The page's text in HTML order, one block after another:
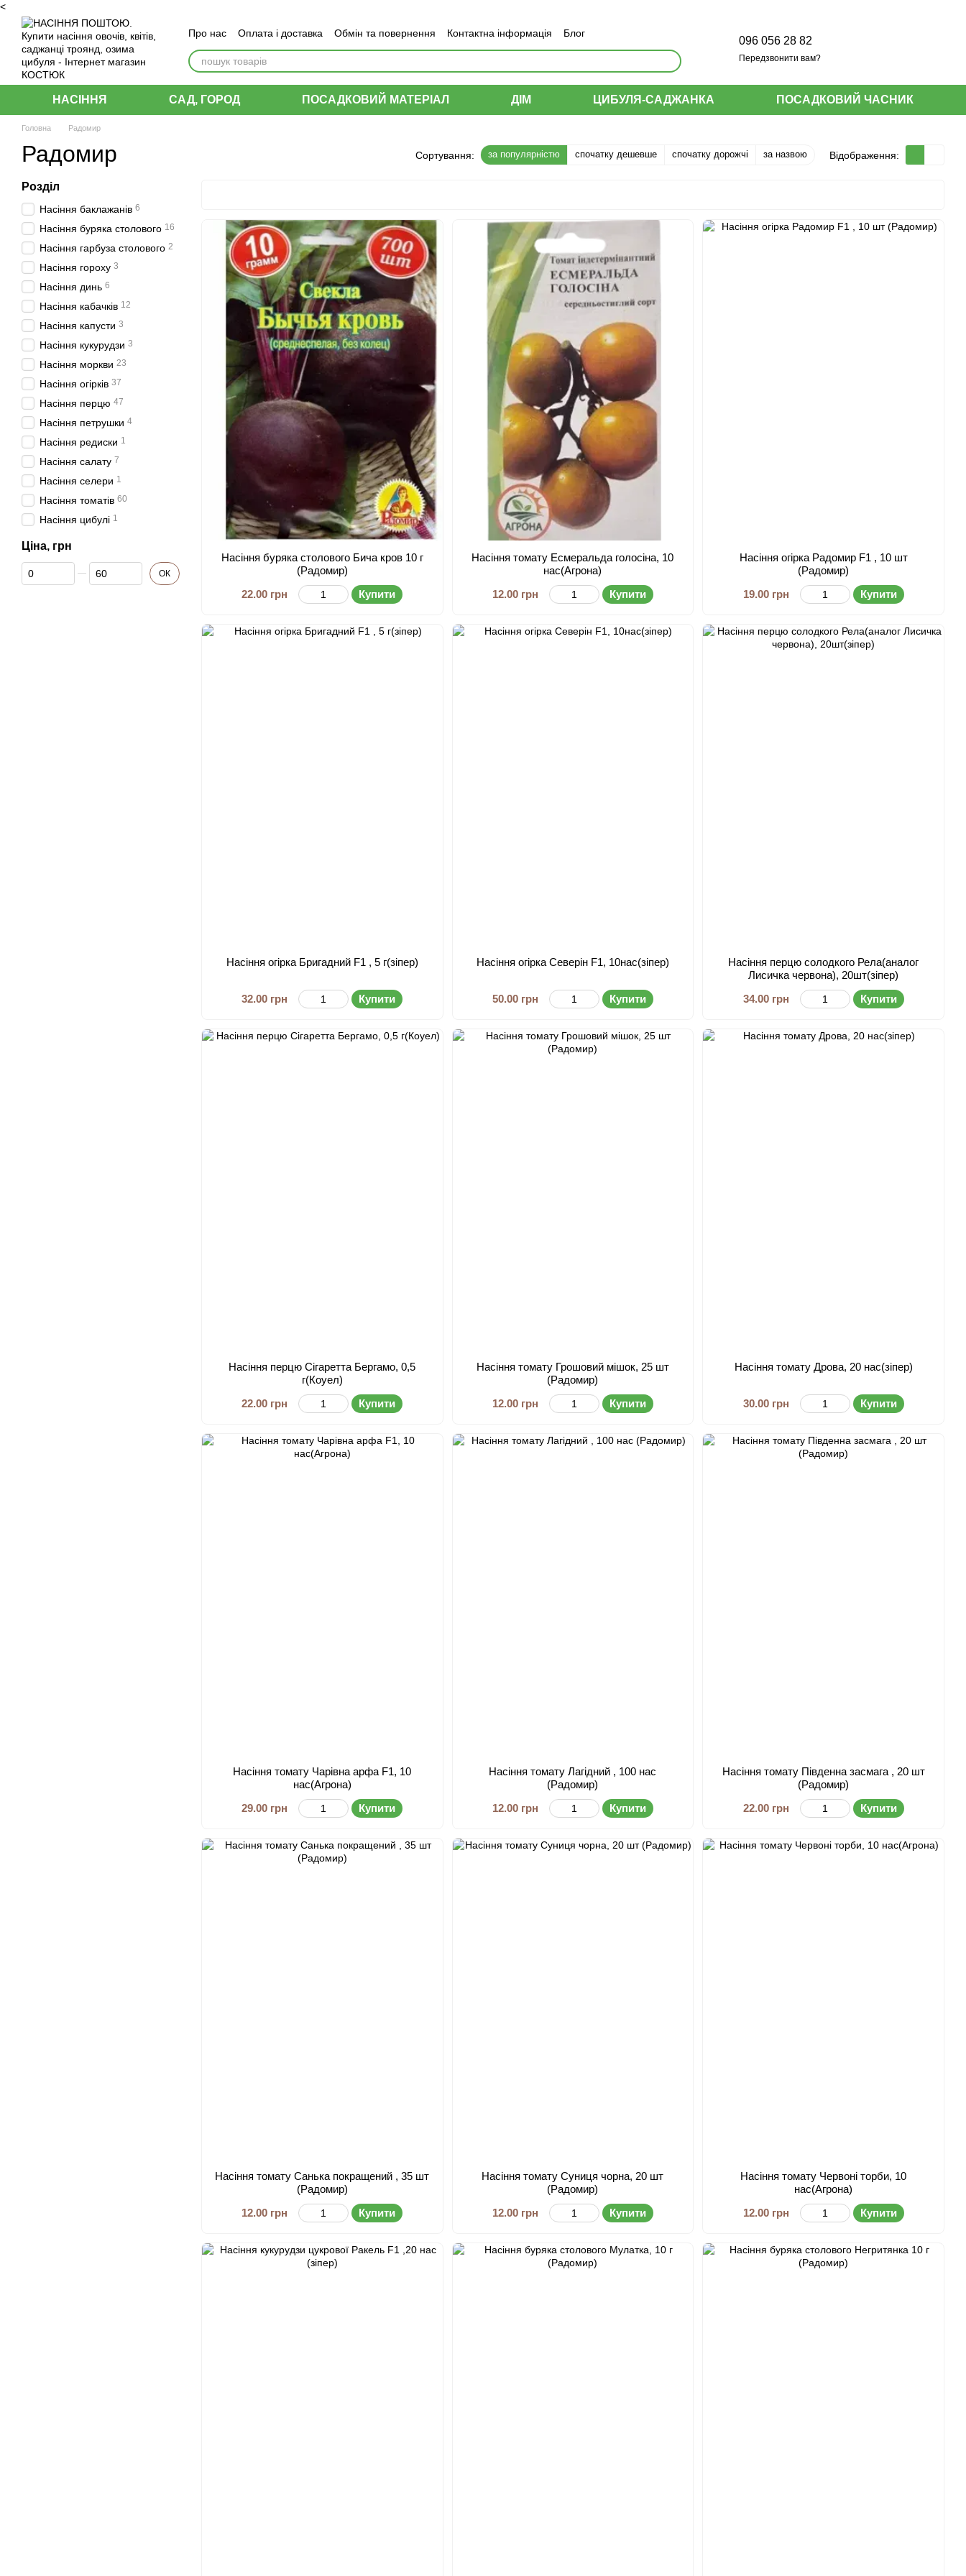
<
Перейти до основного контенту
Про нас Оплата і доставка Обмін та повернення Контактна інформація
Блог
Угода користувача
096 056 28 82
Передзвонити вам?
НАСІННЯ САД, ГОРОД ПОСАДКОВИЙ МАТЕРІАЛ ДІМ ЦИБУЛЯ-САДЖАНКА ПОСАДКОВИЙ ЧАСНИК
Головна Радомир
Радомир Сортування: за популярністю спочатку дешевше спочатку дорожчі за назвою Відображення:
Насіння буряка столового Бича кров 10 г
(Радомир)
22.00 грн
Купити
Насіння томату Есмеральда голосіна, 10
нас(Агрона)
12.00 грн
Купити
Насіння огірка Радомир F1 , 10 шт
(Радомир)
19.00 грн
Купити
Насіння огірка Бригадний F1 , 5 г(зіпер)
32.00 грн Купити
Насіння огірка Северін F1, 10нас(зіпер)
50.00 грн Купити
Насіння перцю солодкого Рела(аналог
Лисичка червона), 20шт(зіпер)
34.00 грн
Купити
Насіння перцю Сігаретта Бергамо, 0,5
г(Коуел)
22.00 грн
Купити
Насіння томату Грошовий мішок, 25 шт
(Радомир)
12.00 грн
Купити
Насіння томату Дрова, 20 нас(зіпер)
30.00 грн Купити
Насіння томату Чарівна арфа F1, 10
нас(Агрона)
29.00 грн
Купити
Насіння томату Лагідний , 100 нас
(Радомир)
12.00 грн
Купити
Насіння томату Південна засмага , 20 шт
(Радомир)
22.00 грн
Купити
Насіння томату Санька покращений , 35 шт
(Радомир)
12.00 грн
Купити
Насіння томату Суниця чорна, 20 шт
(Радомир)
12.00 грн
Купити
Насіння томату Червоні торби, 10
нас(Агрона)
12.00 грн
Купити
Розділ
Насіння баклажанів 6
Насіння буряка столового 16
Насіння гарбуза столового 2
Насіння гороху 3
Насіння динь 6
Насіння кабачків 12
Насіння капусти 3
Насіння кукурудзи 3
Насіння моркви 23
Насіння огірків 37
Насіння перцю 47
Насіння петрушки 4
Насіння редиски 1
Насіння салату 7
Насіння селери 1
Насіння томатів 60
Насіння цибулі 1
Ціна, грн
Від Ціна, грн
До Ціна, грн ОК